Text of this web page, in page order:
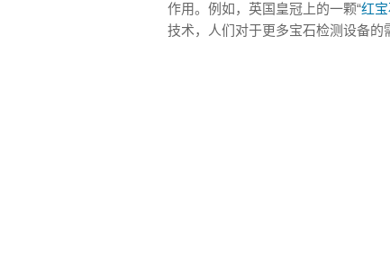
作用。例如，英国皇冠上的一颗“红
技术，人们对于更多宝石检测设备的